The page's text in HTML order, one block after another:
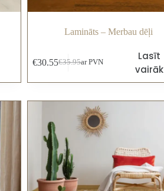
Lamināts – Merbau dēļi
€35.95
€30.55 ar PVN
Lasīt
vairāk